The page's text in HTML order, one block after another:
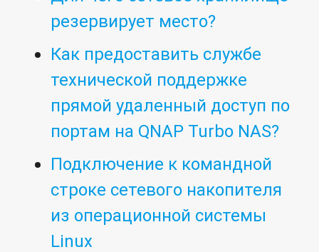
резервирует место?
Как предоставить службе
технической поддержке
прямой удаленный доступ по
портам на QNAP Turbo NAS?
Подключение к командной
строке сетевого накопителя
из операционной системы
Linux